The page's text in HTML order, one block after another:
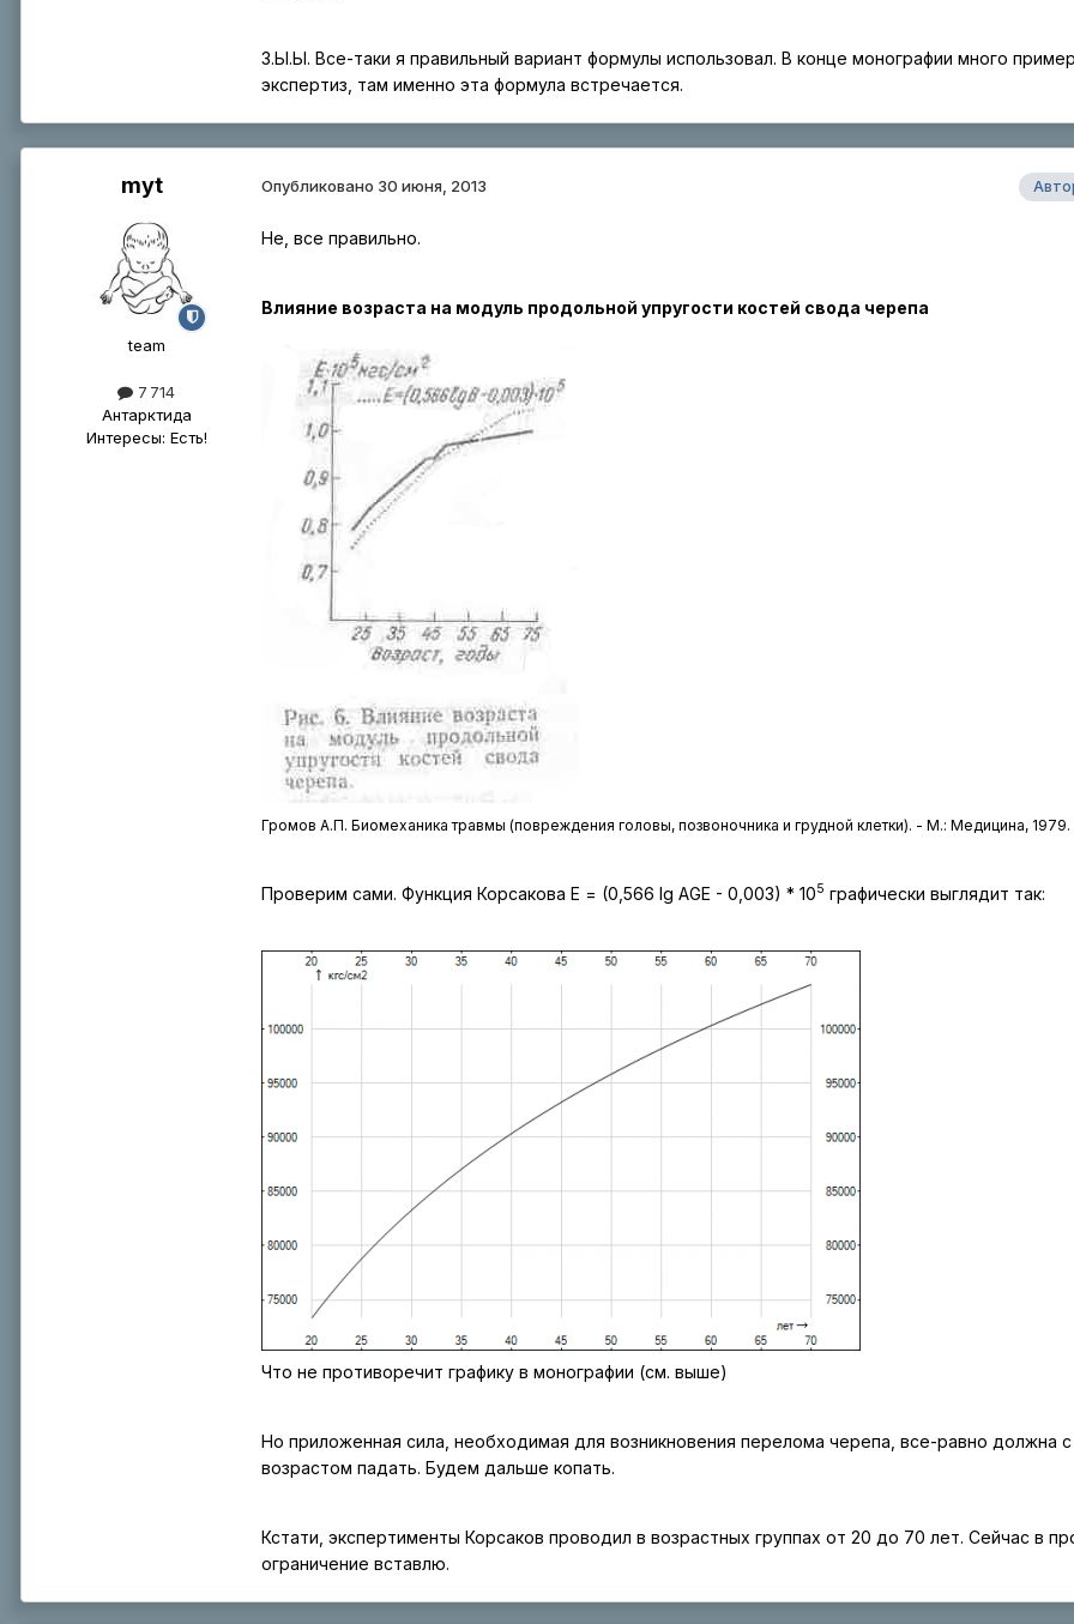
З.Ы.Ы. Все-таки я правильный вариант формулы использовал. В конце монографии много
экспертиз, там именно эта формула встречается.
myt
tеаm
7 714
Антарктида
Интересы: Есть!
Опубликовано 30 июня, 2013
Не, все правильно.
Влияние возраста на модуль продольной упругости костей свода черепа
Громов А.П. Биомеханика травмы (повреждения головы, позвоночника и грудной клетки). - М.: Медицина,
Проверим сами. Функция Корсакова E = (0,566 lg AGE - 0,003) * 105 графически выглядит так:
Что не противоречит графику в монографии (см. выше)
Но приложенная сила, необходимая для возникновения перелома черепа, все-равно должна с
возрастом падать. Будем дальше копать.
Кстати, экспертименты Корсаков проводил в возрастных группах от 20 до 70 лет. Сейчас в
ограничение вставлю.